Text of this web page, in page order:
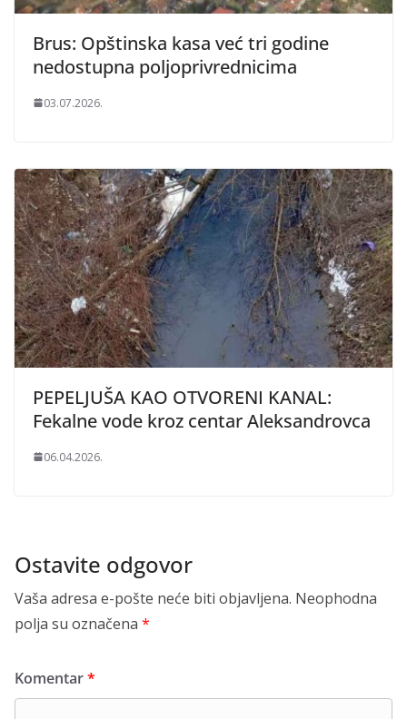
Brus: Opštinska kasa već tri godine
nedostupna poljoprivrednicima
03.07.2026.
PEPELJUŠA KAO OTVORENI KANAL:
Fekalne vode kroz centar Aleksandrovca
06.04.2026.
Ostavite odgovor
Vaša adresa e-pošte neće biti objavljena. Neophodna
polja su označena *
Komentar*